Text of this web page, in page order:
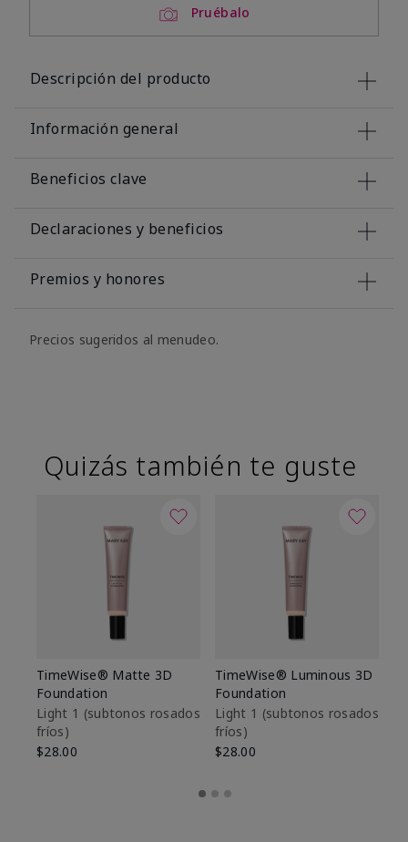
Pruébalo
Descripción del producto
Información general
Beneficios clave
Declaraciones y beneficios
Premios y honores
Precios sugeridos al menudeo.
Quizás también te guste
TimeWise® Matte 3D
Foundation
Light 1​ (subtonos rosados
fríos)
$28.00
TimeWise® Luminous 3D
Foundation
Light 1​ (subtonos rosados
fríos)
$28.00